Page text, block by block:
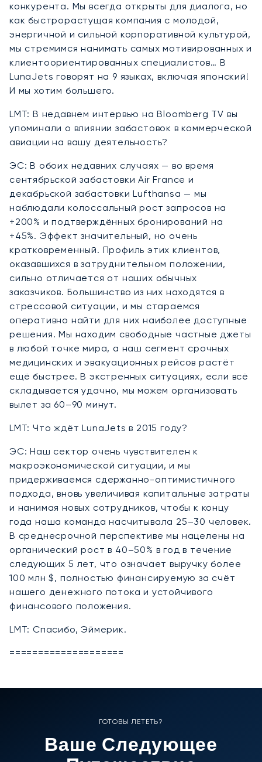
конкурента. Мы всегда открыты для диалога, но
как быстрорастущая компания с молодой,
энергичной и сильной корпоративной культурой,
мы стремимся нанимать самых мотивированных и
клиентоориентированных специалистов… В
LunaJets говорят на 9 языках, включая японский!
И мы хотим большего.
LMT: В недавнем интервью на Bloomberg TV вы
упоминали о влиянии забастовок в коммерческой
авиации на вашу деятельность?
ЭС: В обоих недавних случаях — во время
сентябрьской забастовки Air France и
декабрьской забастовки Lufthansa — мы
наблюдали колоссальный рост запросов на
+200% и подтверждённых бронирований на
+45%. Эффект значительный, но очень
кратковременный. Профиль этих клиентов,
оказавшихся в затруднительном положении,
сильно отличается от наших обычных
заказчиков. Большинство из них находятся в
стрессовой ситуации, и мы стараемся
оперативно найти для них наиболее доступные
решения. Мы находим свободные частные джеты
в любой точке мира, а наш сегмент срочных
медицинских и эвакуационных рейсов растёт
ещё быстрее. В экстренных ситуациях, если всё
складывается удачно, мы можем организовать
вылет за 60–90 минут.
LMT: Что ждёт LunaJets в 2015 году?
ЭС: Наш сектор очень чувствителен к
макроэкономической ситуации, и мы
придерживаемся сдержанно-оптимистичного
подхода, вновь увеличивая капитальные затраты
и нанимая новых сотрудников, чтобы к концу
года наша команда насчитывала 25–30 человек.
В среднесрочной перспективе мы нацелены на
органический рост в 40–50% в год в течение
следующих 5 лет, что означает выручку более
100 млн $, полностью финансируемую за счёт
нашего денежного потока и устойчивого
финансового положения.
LMT: Спасибо, Эймерик.
====================
ГОТОВЫ ЛЕТЕТЬ?
Ваше Следующее